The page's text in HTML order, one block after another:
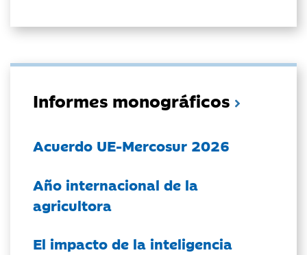
Informes monográficos
Acuerdo UE-Mercosur 2026
Año internacional de la
agricultora
El impacto de la inteligencia